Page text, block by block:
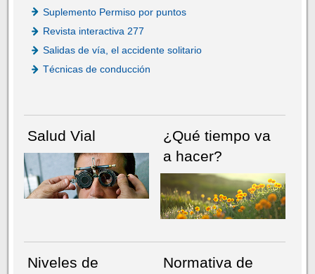
Suplemento Permiso por puntos
Revista interactiva 277
Salidas de vía, el accidente solitario
Técnicas de conducción
Salud Vial
¿Qué tiempo va
a hacer?
Niveles de
Normativa de